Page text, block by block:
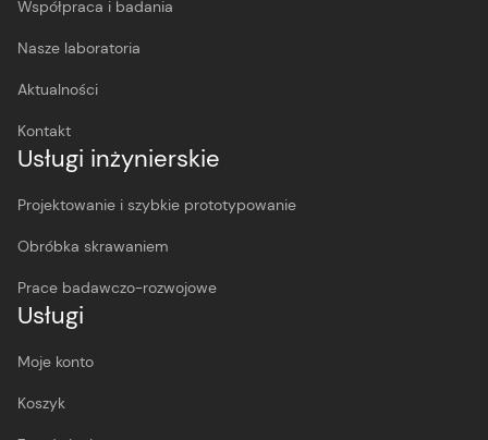
Współpraca i badania
Nasze laboratoria
Aktualności
Kontakt
Usługi inżynierskie
Projektowanie i szybkie prototypowanie
Obróbka skrawaniem
Prace badawczo-rozwojowe
Usługi
Moje konto
Koszyk